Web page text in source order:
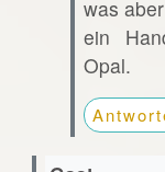
was
ein
Opal.